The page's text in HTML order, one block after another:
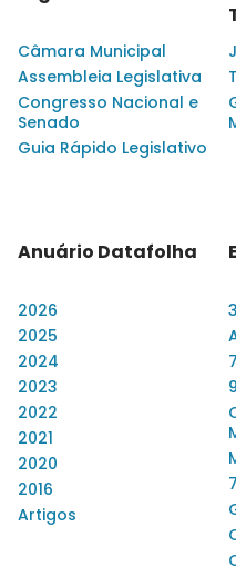
Câmara Municipal
Assembleia Legislativa
Congresso Nacional e
Senado
Guia Rápido Legislativo
Anuário Datafolha
2026
2025
2024
2023
2022
2021
2020
2016
Artigos